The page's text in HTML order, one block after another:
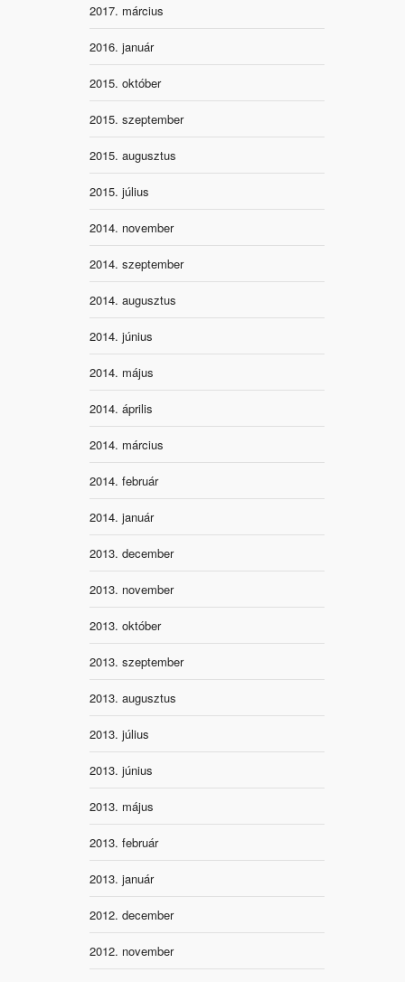
2017. március
2016. január
2015. október
2015. szeptember
2015. augusztus
2015. július
2014. november
2014. szeptember
2014. augusztus
2014. június
2014. május
2014. április
2014. március
2014. február
2014. január
2013. december
2013. november
2013. október
2013. szeptember
2013. augusztus
2013. július
2013. június
2013. május
2013. február
2013. január
2012. december
2012. november